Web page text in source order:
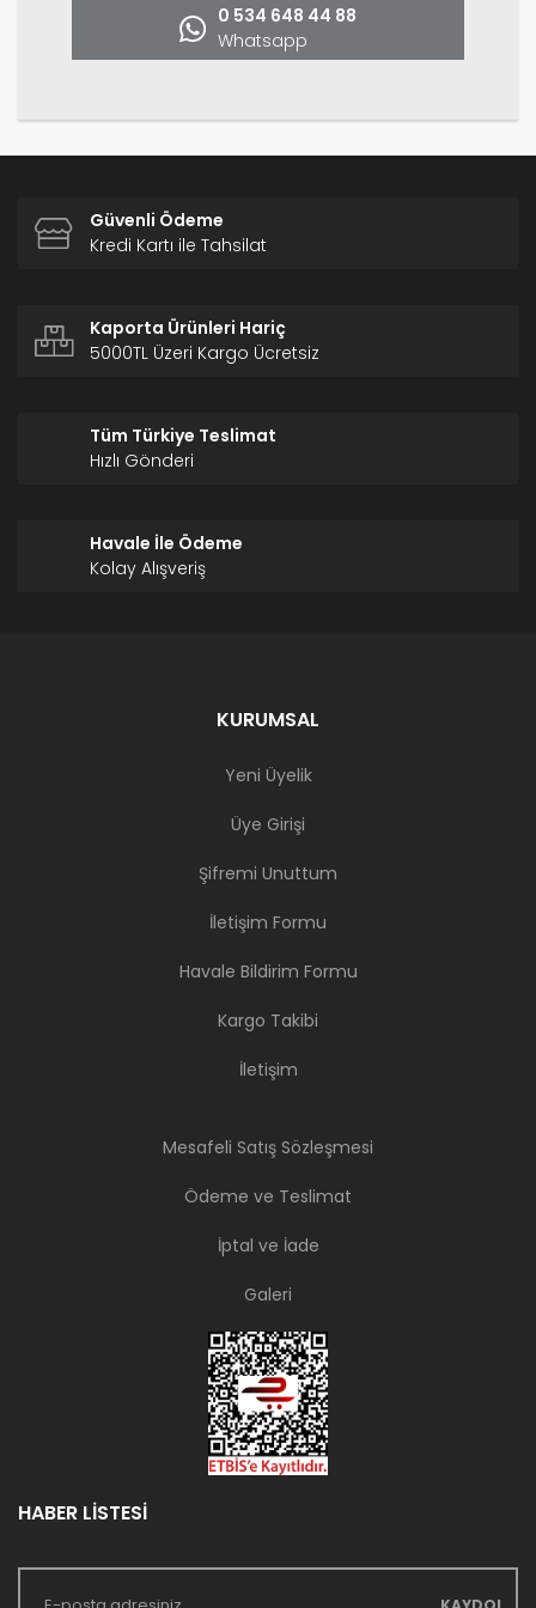
0 534 648 44 88
Whatsapp
Güvenli Ödeme
Kredi Kartı ile Tahsilat
Kaporta Ürünleri Hariç
5000TL Üzeri Kargo Ücretsiz
Tüm Türkiye Teslimat
Hızlı Gönderi
Havale İle Ödeme
Kolay Alışveriş
KURUMSAL
Yeni Üyelik
Üye Girişi
Şifremi Unuttum
İletişim Formu
Havale Bildirim Formu
Kargo Takibi
İletişim
Mesafeli Satış Sözleşmesi
Ödeme ve Teslimat
İptal ve İade
Galeri
HABER LİSTESİ